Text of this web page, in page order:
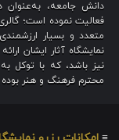
دانش جامعه، به‌عنوان
فعالیت نموده است؛
متعدد و بسیار
نمایشگاه آثار ایشان
نیز باشد، که با توکل
محترم فرهنگ و هنر